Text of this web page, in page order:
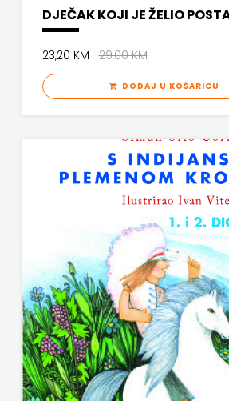
DJECA
NAŠA
OGNJIŠTA
Pearson
PLANET
ZOE
PLANETOPIJA
DJEČAK KOJI JE ŽELIO
23,20 KM29,00 KM
DODAJ U KOŠARICU